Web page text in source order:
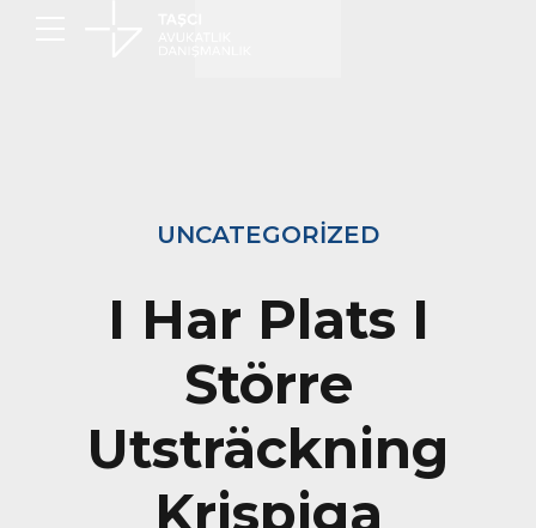
UNCATEGORIZED
I Har Plats I
Större
Utsträckning
Krispiga